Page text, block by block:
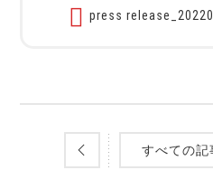
press
すべての記